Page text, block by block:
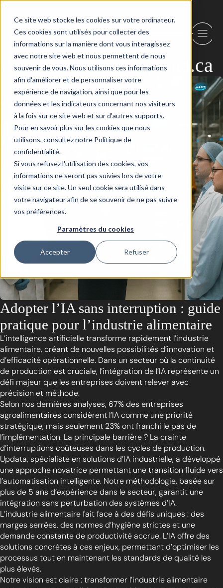
Ce site web stocke les cookies sur votre ordinateur.
Ces cookies sont utilisés pour collecter des
informations sur la manière dont vous interagissez
avec notre site web et nous permettent de nous
souvenir de vous. Nous utilisons ces informations
afin d'améliorer et de personnaliser votre
expérience de navigation, ainsi que pour les
données et les indicateurs concernant nos visiteurs
à la fois sur ce site web et sur d'autres supports.
Pour en savoir plus sur les cookies que nous
utilisons, consultez notre Politique de
confidentialité.
Si vous refusez l'utilisation des cookies, vos
informations ne seront pas suivies lors de votre
visite sur ce site. Un seul cookie sera utilisé dans
votre navigateur afin de se souvenir de ne pas suivre
vos préférences.
Paramètres du cookies
Accepter Refuser
Aller au contenu
Auteur :keven@updata.ca
Adopter l’IA sans interruption : guide
pratique pour l’industrie alimentaire
L’intelligence artificielle transforme rapidement l’industrie
alimentaire, créant de nouvelles possibilités d’innovation et
d’efficacité opérationnelle. Dans un secteur où la continuité
de production est cruciale, l’intégration de l’IA représente un
défi majeur que les entreprises doivent relever avec
précision et méthode.
Selon nos dernières analyses, 67% des entreprises
agroalimentaires considèrent l’IA comme une priorité
stratégique, mais seulement 23% ont franchi le pas de
l’implémentation. La principale barrière ? La crainte
d’interruptions coûteuses dans les cycles de production.
Updata, spécialiste en solutions d’IA industrielle, a développé
une approche novatrice permettant une transition fluide vers
l’automatisation intelligente. Notre méthodologie, basée sur
plus de 5 ans d’expérience dans le secteur, garantit une
intégration sans perturbation des systèmes d’IA.
L’industrie alimentaire fait face à des défis uniques : des
marges serrées, des normes d’hygiène strictes et une
demande constante de productivité accrue. L’IA offre des
solutions concrètes à ces enjeux, permettant d’optimiser les
processus tout en maintenant les standards de qualité les
plus élevés.
Notre vision est claire : transformer l’industrie alimentaire